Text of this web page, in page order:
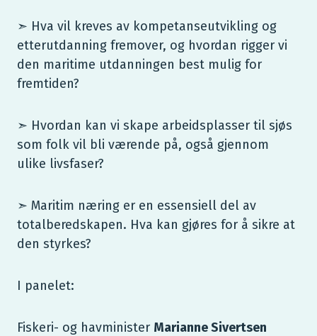
➣ Hva vil kreves av kompetanseutvikling og
etterutdanning fremover, og hvordan rigger vi
den maritime utdanningen best mulig for
fremtiden?
➣ Hvordan kan vi skape arbeidsplasser til sjøs
som folk vil bli værende på, også gjennom
ulike livsfaser?
➣ Maritim næring er en essensiell del av
totalberedskapen. Hva kan gjøres for å sikre at
den styrkes?
I panelet:
Fiskeri- og havminister Marianne Sivertsen